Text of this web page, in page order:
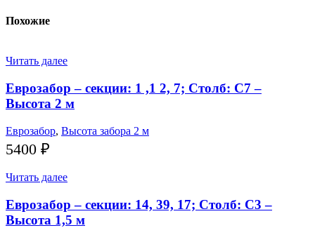
Похожие
Читать далее
Еврозабор – секции: 1 ,1 2, 7; Столб: С7 –
Высота 2 м
Еврозабор, Высота забора 2 м
5400 ₽
Читать далее
Еврозабор – секции: 14, 39, 17; Столб: С3 –
Высота 1,5 м